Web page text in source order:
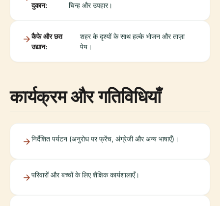
दुकान:
चिन्ह और उपहार।
कैफे और छत
उद्यान:
शहर के दृश्यों के साथ हल्के भोजन और ताज़ा
पेय।
कार्यक्रम और गतिविधियाँ
निर्देशित पर्यटन (अनुरोध पर फ्रेंच, अंग्रेजी और अन्य भाषाएँ)।
परिवारों और बच्चों के लिए शैक्षिक कार्यशालाएँ।